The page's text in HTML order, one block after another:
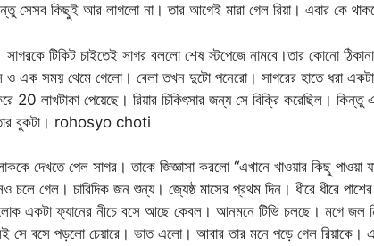
সেসব কিছুই আর লাগলো না। তার আগেই মারা গেল রিয়া। এবার কে
সাগরকে টিকিট চাইতেই সাগর বললো শেষ স্টপেজে নামবে।তার কোনো
এক সময় থেমে গেলো। বেলা তখন দুটো পনেরো। সাগরের হাতে ধরা
20 লাখটাকা পেয়েছে। রিয়ার চিকিৎসার জন্য সে বিক্রি করেছিল। কিন্তু
বুকটা। rohosyo choti
দেখতে পেল সাগর। তাকে জিজ্ঞাসা করলো “এখানে খাওয়ার কিছু পাওয়া
গেল। চারিদিক জন শুন্য। জ্যেষ্ঠ মাসের প্রথম দিন। ধীরে ধীরে পাশের
একটা ফ্যানের নীচে বসে আছে কেবল। আনমনে টিভি চলছে। মগে জল
সে বসে পড়লো চেয়ারে। ভাত এলো। আবার তার মনে পড়ে গেল রিয়াকে।